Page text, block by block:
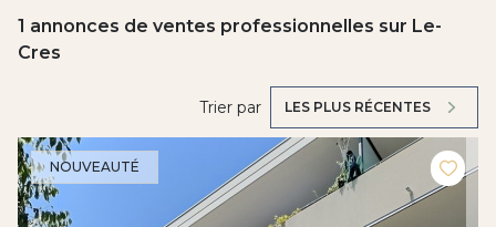
1 annonces de ventes professionnelles sur Le-
Cres
Trier par LES PLUS RÉCENTES
NOUVEAUTÉ